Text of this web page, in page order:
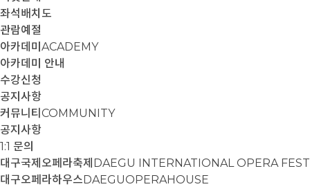
좌석배치도
관람예절
아카데미 ACADEMY
아카데미 안내
수강신청
공지사항
커뮤니티 COMMUNITY
공지사항
1:1 문의
대구국제오페라축제 DAEGU INTERNATIONAL OPERA
대구오페라하우스DAEGUOPERAHOUSE